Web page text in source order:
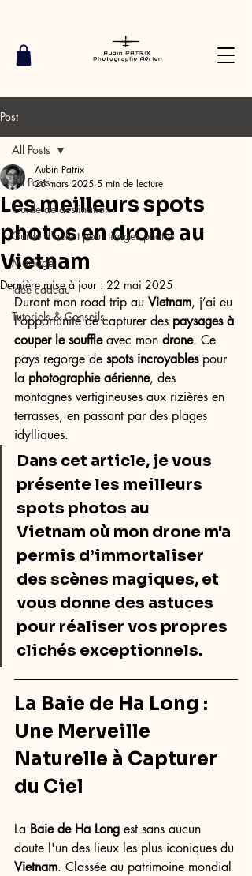
Post
All Posts
Guide de destination
Guide d'achat pour tirages photos
Mariage
Idée cadeau
Tutoriels & Conseils
All Posts
Les meilleurs spots
photos en drone au
Vietnam
Aubin Patrix
26 mars 2025 5 min de lecture
Dernière mise à jour : 22 mai 2025
Durant mon road trip au Vietnam, j’ai eu
l’opportunité de capturer des paysages à
couper le souffle avec mon drone. Ce
pays regorge de spots incroyables pour
la photographie aérienne, des
montagnes vertigineuses aux rizières en
terrasses, en passant par des plages
idylliques.
Dans cet article, je vous
présente les meilleurs
spots photos au
Vietnam où mon drone m'a
permis d’immortaliser
des scènes magiques, et
vous donne des astuces
pour réaliser vos propres
clichés exceptionnels.
La Baie de Ha Long :
Une Merveille
Naturelle à Capturer
du Ciel
La Baie de Ha Long est sans aucun
doute l'un des lieux les plus iconiques du
Vietnam. Classée au patrimoine mondial